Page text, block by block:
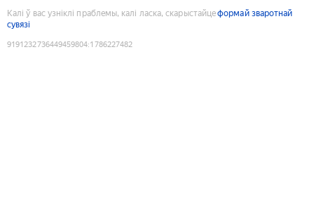
Калі ў вас узніклі праблемы, калі ласка, скарыстайцеформай зваротнай
сувязі
9191232736449459804:1786227482